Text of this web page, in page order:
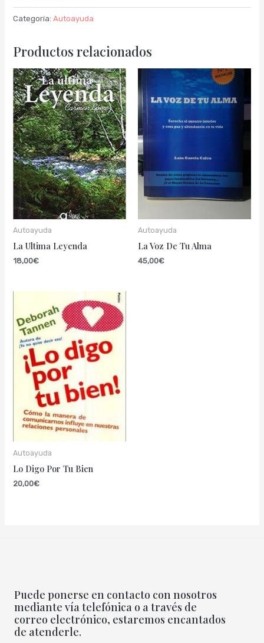
Categoría:Autoayuda
Productos relacionados
Autoayuda
La Ultima Leyenda
18,00€
Autoayuda
La Voz De Tu Alma
45,00€
Autoayuda
Lo Digo Por Tu Bien
20,00€
Puede ponerse en contacto con nosotros
mediante vía telefónica o a través de
correo electrónico, estaremos encantados
de atenderle.